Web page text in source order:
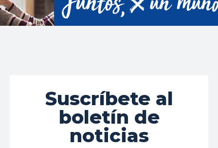
Suscríbete al
boletín de
noticias